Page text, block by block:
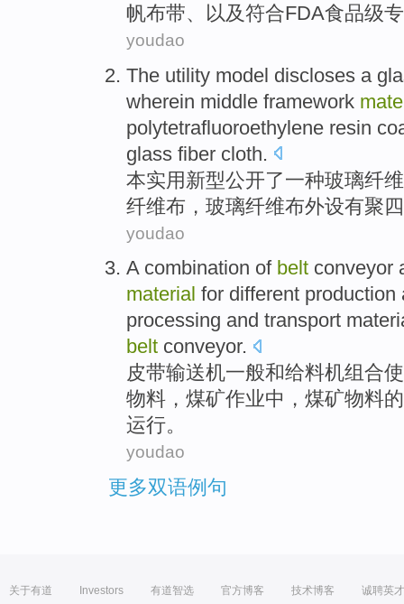
帆布带、 以及符合FDA食品级
youdao
The utility model discloses a
wherein middle framework
polytetrafluoroethylene resin
glass fiber cloth.
本实用新型公开了一种玻璃纤
纤维布 ，玻璃纤维布外设有聚
youdao
A combination of belt conveyor
material for different production
processing and transport
belt conveyor.
皮带输送机一般和给料机组合
物料 ， 煤矿作业中 ，煤矿物料的
运行。
youdao
更多双语例句
关于有道 Investors 有道智选 官方博客 技术博客 诚聘英才